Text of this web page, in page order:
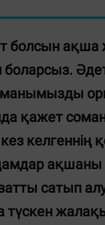
болсын ақша
қажет
келгеннің
сатып
түскен